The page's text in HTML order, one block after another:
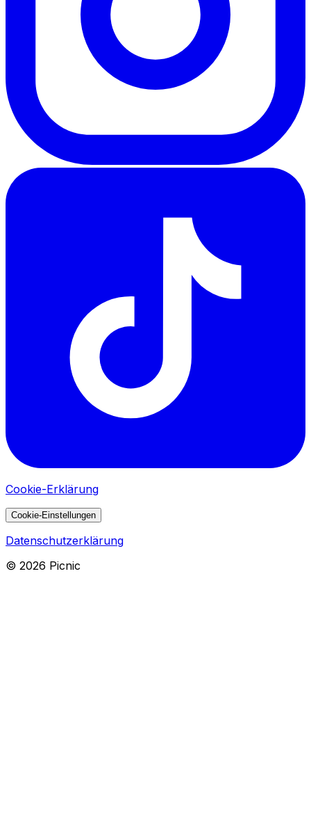
Cookie-Erklärung
Cookie-Einstellungen
Datenschutzerklärung
© 2026 Picnic